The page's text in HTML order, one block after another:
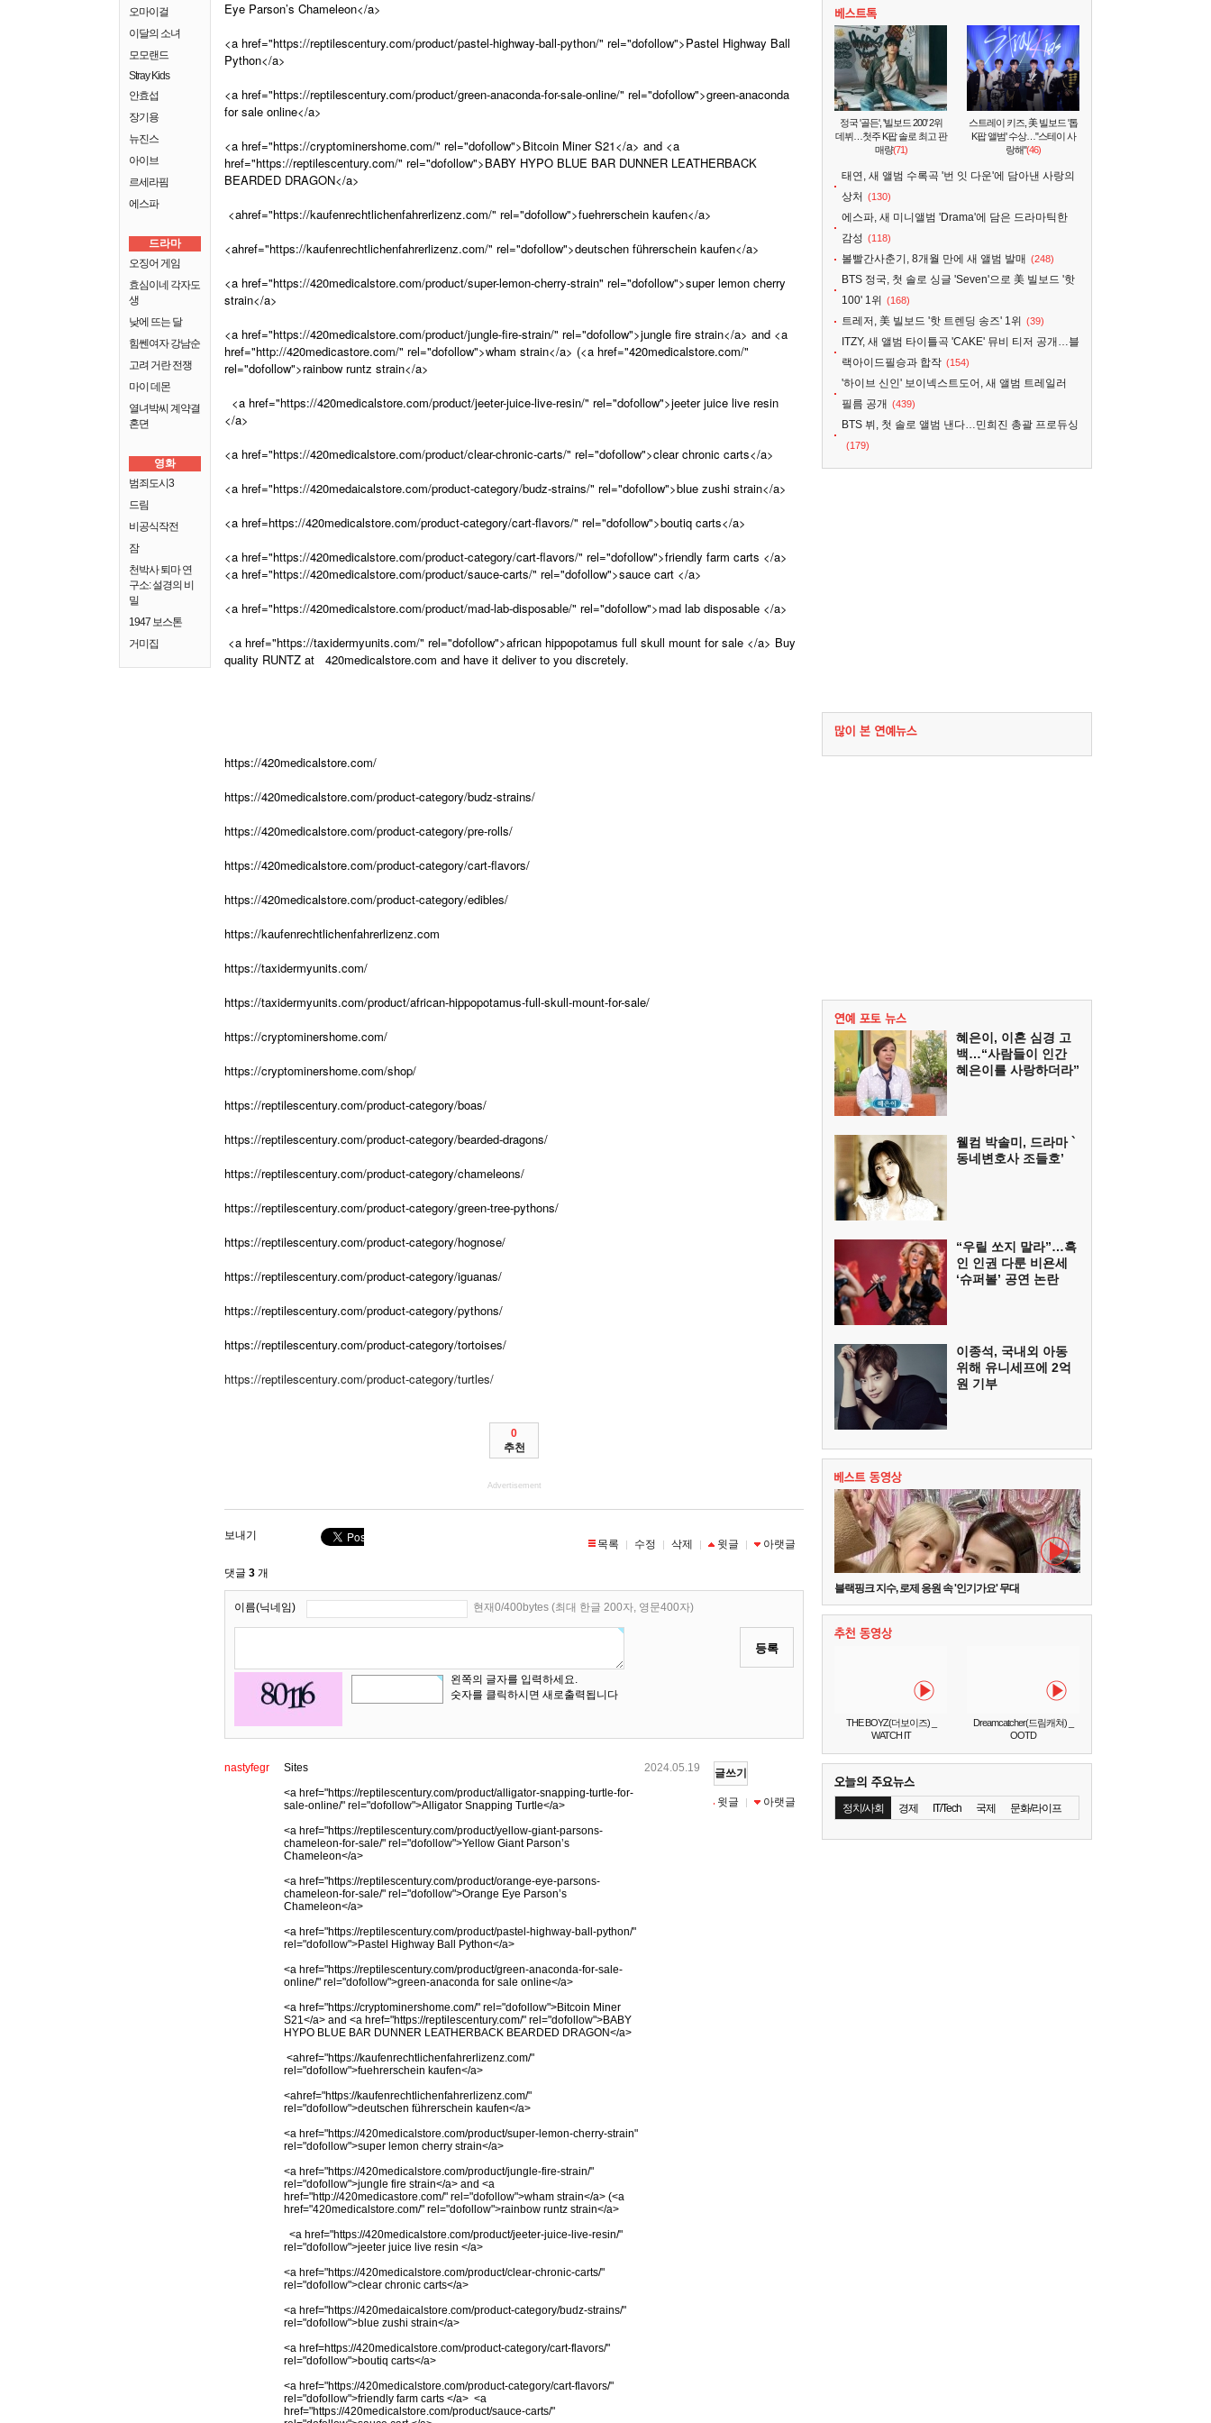
오마이걸
이달의 소녀
모모랜드
Stray Kids
안효섭
장기용
뉴진스
아이브
르세라핌
에스파
드라마
오징어 게임
효심이네 각자도
생
낮에 뜨는 달
힘쎈여자 강남순
고려 거란 전쟁
마이 데몬
열녀박씨 계약결
혼뎐
영화
범죄도시3
드림
비공식작전
잠
천박사 퇴마 연
구소: 설경의 비
밀
1947 보스톤
거미집
Eye Parson’s Chameleon</a>
<a href="https://reptilescentury.com/product/pastel-highway-ball-python/" rel="dofollow">Pastel Highway Ball
Python</a>
<a href="https://reptilescentury.com/product/green-anaconda-for-sale-online/" rel="dofollow">green-anaconda
for sale online</a>
<a href="https://cryptominershome.com/" rel="dofollow">Bitcoin Miner S21</a> and <a
href="https://reptilescentury.com/" rel="dofollow">BABY HYPO BLUE BAR DUNNER LEATHERBACK
BEARDED DRAGON</a>
<ahref="https://kaufenrechtlichenfahrerlizenz.com/" rel="dofollow">fuehrerschein kaufen</a>
<ahref="https://kaufenrechtlichenfahrerlizenz.com/" rel="dofollow">deutschen führerschein kaufen</a>
<a href="https://420medicalstore.com/product/super-lemon-cherry-strain" rel="dofollow">super lemon cherry
strain</a>
<a href="https://420medicalstore.com/product/jungle-fire-strain/" rel="dofollow">jungle fire strain</a> and <a
href="http://420medicastore.com/" rel="dofollow">wham strain</a> (<a href="420medicalstore.com/"
rel="dofollow">rainbow runtz strain</a>
<a href="https://420medicalstore.com/product/jeeter-juice-live-resin/" rel="dofollow">jeeter juice live resin
</a>
<a href="https://420medicalstore.com/product/clear-chronic-carts/" rel="dofollow">clear chronic carts</a>
<a href="https://420medaicalstore.com/product-category/budz-strains/" rel="dofollow">blue zushi strain</a>
<a href=https://420medicalstore.com/product-category/cart-flavors/" rel="dofollow">boutiq carts</a>
<a href="https://420medicalstore.com/product-category/cart-flavors/" rel="dofollow">friendly farm carts </a>
<a href="https://420medicalstore.com/product/sauce-carts/" rel="dofollow">sauce cart </a>
<a href="https://420medicalstore.com/product/mad-lab-disposable/" rel="dofollow">mad lab disposable </a>
<a href="https://taxidermyunits.com/" rel="dofollow">african hippopotamus full skull mount for sale </a> Buy
quality RUNTZ at
420medicalstore.com and have it deliver to you discretely.
https://420medicalstore.com/
https://420medicalstore.com/product-category/budz-strains/
https://420medicalstore.com/product-category/pre-rolls/
https://420medicalstore.com/product-category/cart-flavors/
https://420medicalstore.com/product-category/edibles/
https://kaufenrechtlichenfahrerlizenz.com
https://taxidermyunits.com/
https://taxidermyunits.com/product/african-hippopotamus-full-skull-mount-for-sale/
https://cryptominershome.com/
https://cryptominershome.com/shop/
https://reptilescentury.com/product-category/boas/
https://reptilescentury.com/product-category/bearded-dragons/
https://reptilescentury.com/product-category/chameleons/
https://reptilescentury.com/product-category/green-tree-pythons/
https://reptilescentury.com/product-category/hognose/
https://reptilescentury.com/product-category/iguanas/
https://reptilescentury.com/product-category/pythons/
https://reptilescentury.com/product-category/tortoises/
https://reptilescentury.com/product-category/turtles/
0
추천
Advertisement
보내기
목록 | 수정 | 삭제 | 윗글 | 아랫글
댓글 3 개
이름(닉네임) 현재0/400bytes (최대 한글 200자, 영문400자)
등록
왼쪽의 글자를 입력하세요.
숫자를 클릭하시면 새로출력됩니다
nastyfegr
Sites
<a href="https://reptilescentury.com/product/alligator-snapping-turtle-for-
sale-online/" rel="dofollow">Alligator Snapping Turtle</a>
<a href="https://reptilescentury.com/product/yellow-giant-parsons-
chameleon-for-sale/" rel="dofollow">Yellow Giant Parson’s
Chameleon</a>
<a href="https://reptilescentury.com/product/orange-eye-parsons-
chameleon-for-sale/" rel="dofollow">Orange Eye Parson’s
Chameleon</a>
<a href="https://reptilescentury.com/product/pastel-highway-ball-python/"
rel="dofollow">Pastel Highway Ball Python</a>
<a href="https://reptilescentury.com/product/green-anaconda-for-sale-
online/" rel="dofollow">green-anaconda for sale online</a>
<a href="https://cryptominershome.com/" rel="dofollow">Bitcoin Miner
S21</a> and <a href="https://reptilescentury.com/" rel="dofollow">BABY
HYPO BLUE BAR DUNNER LEATHERBACK BEARDED DRAGON</a>
<ahref="https://kaufenrechtlichenfahrerlizenz.com/"
rel="dofollow">fuehrerschein kaufen</a>
<ahref="https://kaufenrechtlichenfahrerlizenz.com/"
rel="dofollow">deutschen führerschein kaufen</a>
<a href="https://420medicalstore.com/product/super-lemon-cherry-strain"
rel="dofollow">super lemon cherry strain</a>
<a href="https://420medicalstore.com/product/jungle-fire-strain/"
rel="dofollow">jungle fire strain</a> and <a
href="http://420medicastore.com/" rel="dofollow">wham strain</a> (<a
href="420medicalstore.com/" rel="dofollow">rainbow runtz strain</a>
<a href="https://420medicalstore.com/product/jeeter-juice-live-resin/"
rel="dofollow">jeeter juice live resin </a>
<a href="https://420medicalstore.com/product/clear-chronic-carts/"
rel="dofollow">clear chronic carts</a>
<a href="https://420medaicalstore.com/product-category/budz-strains/"
rel="dofollow">blue zushi strain</a>
<a href=https://420medicalstore.com/product-category/cart-flavors/"
rel="dofollow">boutiq carts</a>
<a href="https://420medicalstore.com/product-category/cart-flavors/"
rel="dofollow">friendly farm carts </a> <a
href="https://420medicalstore.com/product/sauce-carts/"
2024.05.19 글쓰기
윗글 | 아랫글
정국 '골든', '빌보드 200' 2위
데뷔…첫주 K팝 솔로 최고 판
매량(71)
스트레이 키즈, 美 빌보드 '톱
K팝 앨범' 수상…"스테이 사
랑해"(46)
태연, 새 앨범 수록곡 '번 잇 다운'에 담아낸 사랑의
상처 (130)
에스파, 새 미니앨범 'Drama'에 담은 드라마틱한
감성 (118)
볼빨간사춘기, 8개월 만에 새 앨범 발매 (248)
BTS 정국, 첫 솔로 싱글 'Seven'으로 美 빌보드 '핫
100' 1위
(168)
트레저, 美 빌보드 '핫 트렌딩 송즈' 1위 (39)
ITZY, 새 앨범 타이틀곡 'CAKE' 뮤비 티저 공개…블
랙아이드필승과 합작 (154)
'하이브 신인' 보이넥스트도어, 새 앨범 트레일러
필름 공개 (439)
BTS 뷔, 첫 솔로 앨범 낸다…민희진 총괄 프로듀싱
(179)
혜은이, 이혼 심경 고
백…“사람들이 인간
혜은이를 사랑하더라”
웰컴 박솔미, 드라마 `
동네변호사 조들호’
“우릴 쏘지 말라”…흑
인 인권 다룬 비욘세
‘슈퍼볼’ 공연 논란
이종석, 국내외 아동
위해 유니세프에 2억
원 기부
블랙핑크 지수, 로제 응원 속 '인기가요' 무대
THE BOYZ(더보이즈) _
WATCH IT
Dreamcatcher(드림캐쳐) _
OOTD
정치/사회 경제 IT/Tech 국제 문화/라이프